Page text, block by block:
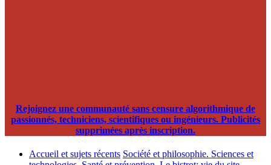
Rejoignez une communauté sans censure algorithmique de
passionnés, techniciens, scientifiques ou ingénieurs. Publicités
supprimées après inscription.
Accueil et sujets récents Société et philosophie. Sciences et